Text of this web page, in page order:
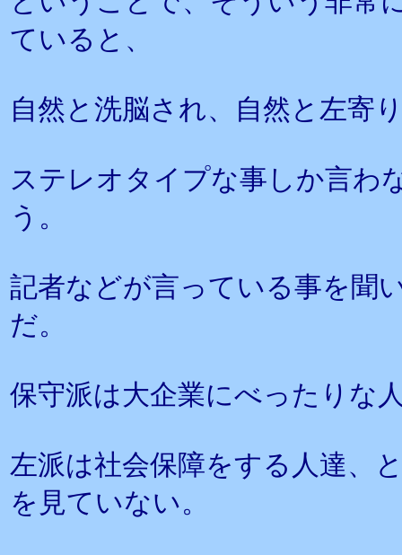
ていると、
自然と洗脳され、自然と左寄
ステレオタイプな事しか言わ
う。
記者などが言っている事を聞
だ。
保守派は大企業にべったりな
左派は社会保障をする人達、
を見ていない。